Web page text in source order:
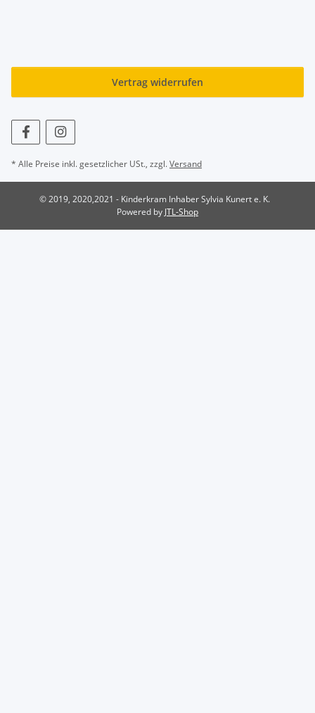
Vertrag widerrufen
* Alle Preise inkl. gesetzlicher USt., zzgl.Versand
© 2019, 2020,2021 - Kinderkram Inhaber Sylvia Kunert e. K.
Powered by JTL-Shop